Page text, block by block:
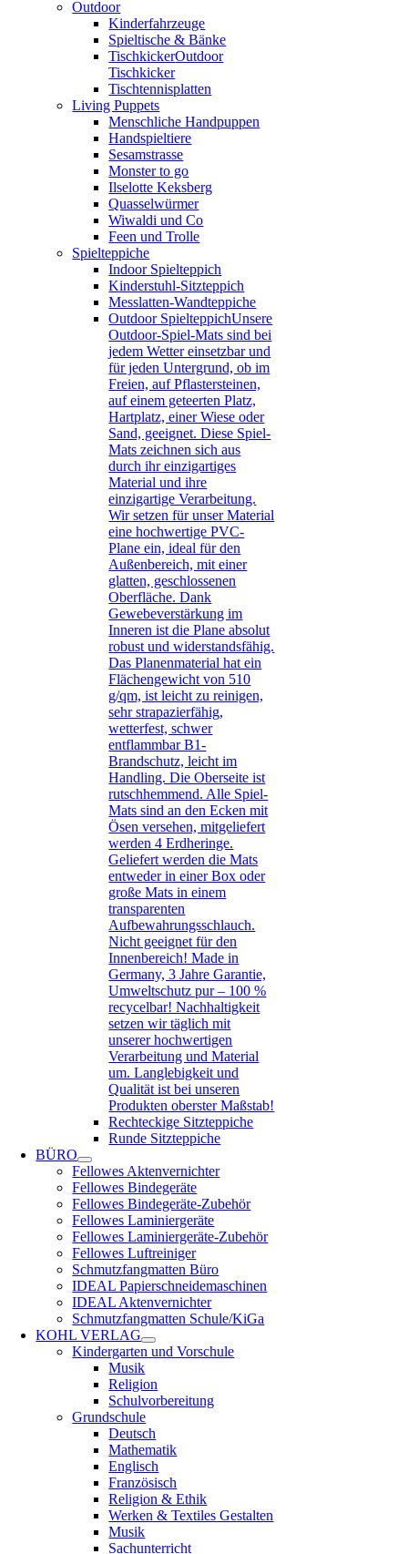
Outdoor
Kinderfahrzeuge
Spieltische & Bänke
TischkickerOutdoor
Tischkicker
Tischtennisplatten
Living Puppets
Menschliche Handpuppen
Handspieltiere
Sesamstrasse
Monster to go
Ilselotte Keksberg
Quasselwürmer
Wiwaldi und Co
Feen und Trolle
Spielteppiche
Indoor Spielteppich
Kinderstuhl-Sitzteppich
Messlatten-Wandteppiche
Outdoor SpielteppichUnsere
Outdoor-Spiel-Mats sind bei
jedem Wetter einsetzbar und
für jeden Untergrund, ob im
Freien, auf Pflastersteinen,
auf einem geteerten Platz,
Hartplatz, einer Wiese oder
Sand, geeignet. Diese Spiel-
Mats zeichnen sich aus
durch ihr einzigartiges
Material und ihre
einzigartige Verarbeitung.
Wir setzen für unser Material
eine hochwertige PVC-
Plane ein, ideal für den
Außenbereich, mit einer
glatten, geschlossenen
Oberfläche. Dank
Gewebeverstärkung im
Inneren ist die Plane absolut
robust und widerstandsfähig.
Das Planenmaterial hat ein
Flächengewicht von 510
g/qm, ist leicht zu reinigen,
sehr strapazierfähig,
wetterfest, schwer
entflammbar B1-
Brandschutz, leicht im
Handling. Die Oberseite ist
rutschhemmend. Alle Spiel-
Mats sind an den Ecken mit
Ösen versehen, mitgeliefert
werden 4 Erdheringe.
Geliefert werden die Mats
entweder in einer Box oder
große Mats in einem
transparenten
Aufbewahrungsschlauch.
Nicht geeignet für den
Innenbereich! Made in
Germany, 3 Jahre Garantie,
Umweltschutz pur – 100 %
recycelbar! Nachhaltigkeit
setzen wir täglich mit
unserer hochwertigen
Verarbeitung und Material
um. Langlebigkeit und
Qualität ist bei unseren
Produkten oberster Maßstab!
Rechteckige Sitzteppiche
Runde Sitzteppiche
BÜRO
Fellowes Aktenvernichter
Fellowes Bindegeräte
Fellowes Bindegeräte-Zubehör
Fellowes Laminiergeräte
Fellowes Laminiergeräte-Zubehör
Fellowes Luftreiniger
Schmutzfangmatten Büro
IDEAL Papierschneidemaschinen
IDEAL Aktenvernichter
Schmutzfangmatten Schule/KiGa
KOHL VERLAG
Kindergarten und Vorschule
Musik
Religion
Schulvorbereitung
Grundschule
Deutsch
Mathematik
Englisch
Französisch
Religion & Ethik
Werken & Textiles Gestalten
Musik
Sachunterricht